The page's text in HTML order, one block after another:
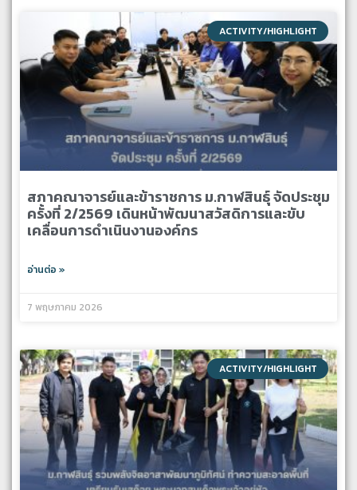
ACTIVITY/HIGHLIGHT
สภาคณาจารย์และข้าราชการ ม.กาฬสินธุ์ จัดประชุม
ครั้งที่ 2/2569 เดินหน้าพัฒนาสวัสดิการและขับ
เคลื่อนการดำเนินงานองค์กร
อ่านต่อ »
7 พฤษภาคม 2026
ACTIVITY/HIGHLIGHT